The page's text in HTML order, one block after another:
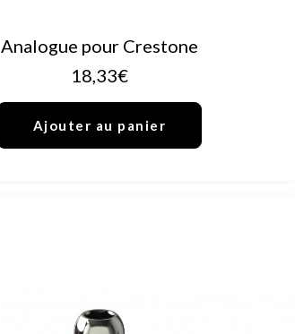
AJOUTER AU PANIER
Analogue pour Crestone
18,33€
Ajouter au panier